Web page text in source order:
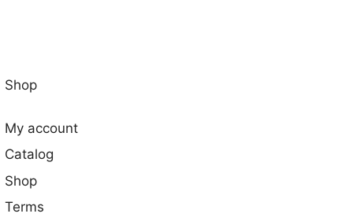
Shop
My account
Catalog
Shop
Terms